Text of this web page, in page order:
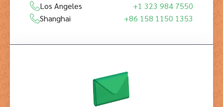
Los Angeles
+1 323 984 7550
Shanghai
+86 158 1150 1353